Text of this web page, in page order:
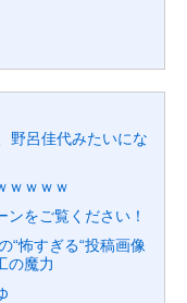
野呂佳代みたいにな
ｗｗｗｗ
ンをご覧ください！
“怖すぎる“投稿画像
の魔力